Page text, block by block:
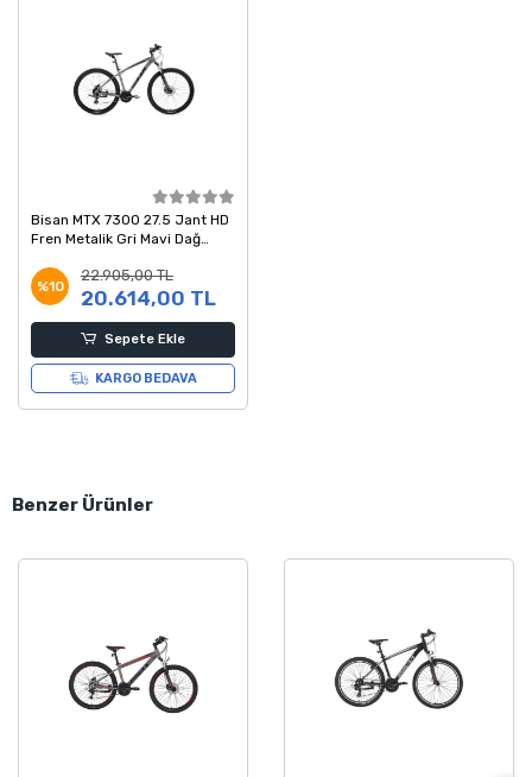
Bisan MTX 7300 27.5 Jant HD
Fren Metalik Gri Mavi Dağ
%10
22.905,00 TL
20.614,00 TL
Sepete Ekle
KARGO BEDAVA
Benzer Ürünler